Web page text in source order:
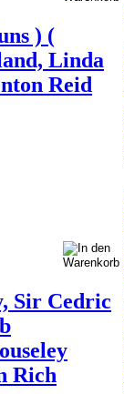
) (
Linda
Reid
Sir Cedric
Rich